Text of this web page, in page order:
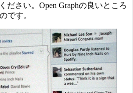
ださい。Open Graphの良いところ
です。